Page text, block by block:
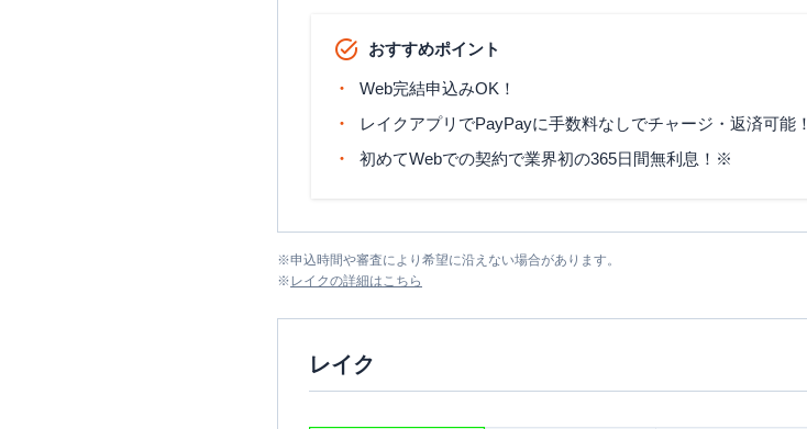
おすすめポイント
Web完結申込みOK！
レイクアプリでPayPayに手数料なしでチャージ・返済可能！
初めてWebでの契約で業界初の365日間無利息！※
※申込時間や審査により希望に沿えない場合があります。
※ レイクの詳細はこちら
レイク